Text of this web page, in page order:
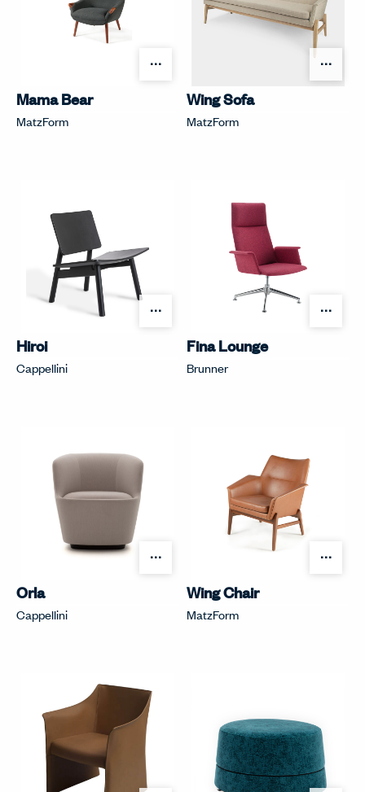
Mama Bear
MatzForm
Wing Sofa
MatzForm
Hiroi
Cappellini
オプションを開く
Fina Lounge
Brunner
Orla
Cappellini
Wing Chair
MatzForm